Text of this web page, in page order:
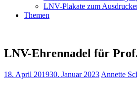
LNV-Plakate zum
Themen
LNV-Ehrennadel für
18. April 201930. Januar 2023 Annette